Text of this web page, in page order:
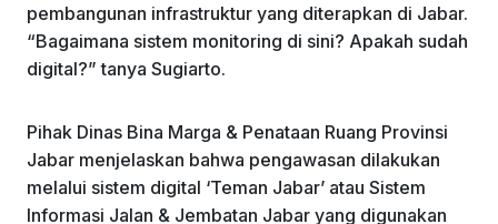
pembangunan infrastruktur yang diterapkan di Jabar.
“Bagaimana sistem monitoring di sini? Apakah sudah
digital?” tanya Sugiarto.
Pihak Dinas Bina Marga & Penataan Ruang Provinsi
Jabar menjelaskan bahwa pengawasan dilakukan
melalui sistem digital ‘Teman Jabar’ atau Sistem
Informasi Jalan & Jembatan Jabar yang digunakan